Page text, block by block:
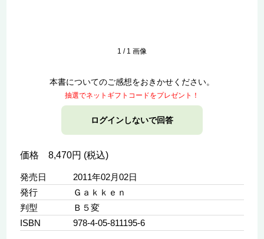
1 / 1 画像
本書についてのご感想をおきかせください。
抽選でネットギフトコードをプレゼント！
ログインしないで回答
価格 8,470円 (税込)
発売日
2011年02月02日
発行
Ｇａｋｋｅｎ
判型
Ｂ５変
ISBN
978-4-05-811195-6